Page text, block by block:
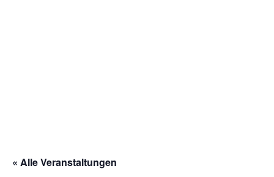
« Alle Veranstaltungen